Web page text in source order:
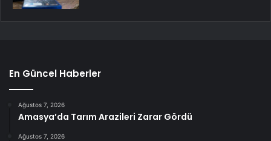
En Güncel Haberler
Ağustos 7, 2026
Amasya’da Tarım Arazileri Zarar Gördü
Ağustos 7, 2026